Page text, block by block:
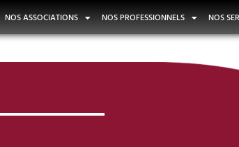
NOS ASSOCIATIONS NOS PROFESSIONNELS NOS